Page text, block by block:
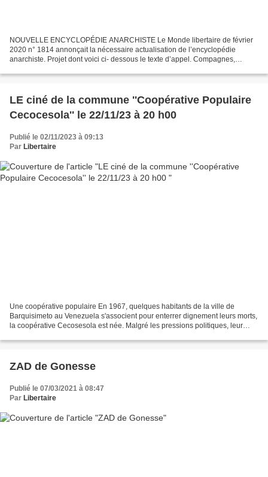
NOUVELLE ENCYCLOPÉDIE ANARCHISTE Le Monde libertaire de février
2020 n° 1814 annonçait la nécessaire actualisation de l’encyclopédie
anarchiste. Projet dont voici ci- dessous le texte d’appel. Compagnes,
LE ciné de la commune ''Coopérative Populaire
Cecocesola'' le 22/11/23 à 20 h00
Publié le 02/11/2023 à 09:13
Par Libertaire
Une coopérative populaire En 1967, quelques habitants de la ville de
Barquisimeto au Venezuela s'associent pour enterrer dignement leurs morts,
la coopérative Cecosesola est née. Malgré les pressions politiques, leur
ZAD de Gonesse
Publié le 07/03/2021 à 08:47
Par Libertaire